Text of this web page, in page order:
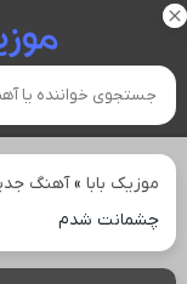
موزیک بابا»آهنگ
چشمانت شدم